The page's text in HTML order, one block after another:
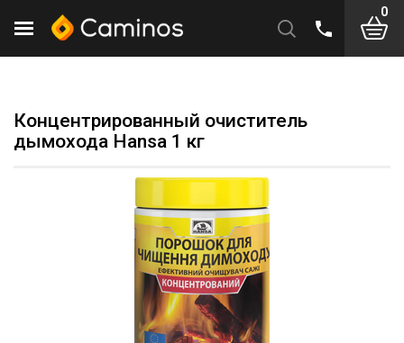
0
Концентрированный очиститель
дымохода Hansa 1 кг